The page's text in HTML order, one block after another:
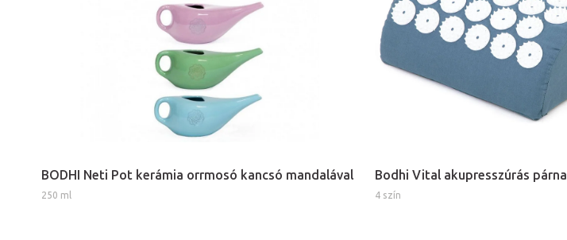
BODHI Neti Pot kerámia orrmosó kancsó mandalával
250 ml
Bodhi Vital akupresszúrás párna
4 szín